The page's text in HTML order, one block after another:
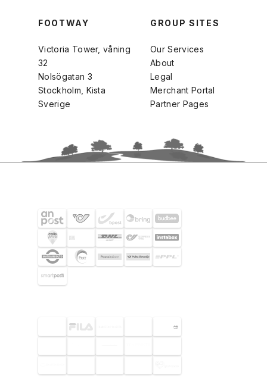
FOOTWAY
Victoria Tower, våning
32
Nolsögatan 3
Stockholm, Kista
Sverige
GROUP SITES
Our Services
About
Legal
Merchant Portal
Partner Pages